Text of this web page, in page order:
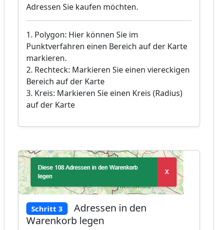
Adressen Sie kaufen möchten.
1. Polygon: Hier können Sie im
Punktverfahren einen Bereich auf der Karte
markieren.
2. Rechteck: Markieren Sie einen viereckigen
Bereich auf der Karte
3. Kreis: Markieren Sie einen Kreis (Radius)
auf der Karte
Schritt 3
Adressen in den
Warenkorb legen